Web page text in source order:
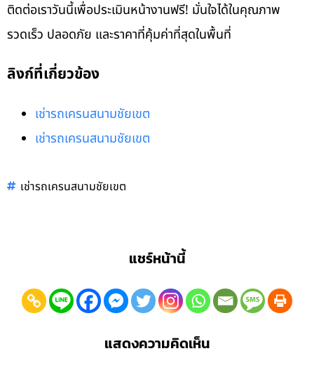
ติดต่อเราวันนี้เพื่อประเมินหน้างานฟรี! มั่นใจได้ในคุณภาพ
รวดเร็ว ปลอดภัย และราคาที่คุ้มค่าที่สุดในพื้นที่
ลิงก์ที่เกี่ยวข้อง
เช่ารถเครนสนามชัยเขต
เช่ารถเครนสนามชัยเขต
เช่ารถเครนสนามชัยเขต
แชร์หน้านี้
แสดงความคิดเห็น